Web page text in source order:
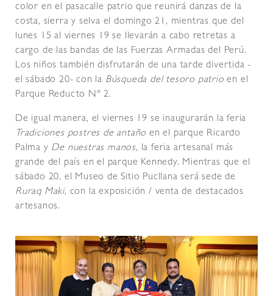
color en el pasacalle patrio que reunirá danzas de la
costa, sierra y selva el domingo 21, mientras que del
lunes 15 al viernes 19 se llevarán a cabo retretas a
cargo de las bandas de las Fuerzas Armadas del Perú.
Los niños también disfrutarán de una tarde divertida -
el sábado 20- con la Búsqueda del tesoro patrio en el
Parque Reducto Nº 2.
De igual manera, el viernes 19 se inaugurarán la feria
Tradiciones postres de antaño en el parque Ricardo
Palma y De nuestras manos, la feria artesanal más
grande del país en el parque Kennedy. Mientras que el
sábado 20, el Museo de Sitio Pucllana será sede de
Ruraq Maki, con la exposición / venta de destacados
artesanos.